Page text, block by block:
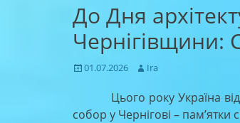
До Дня
Чернігівщини:
Posted
01.07.2026 Author
Ira
Цього року Україна
собор у Чернігові – пам’ятки